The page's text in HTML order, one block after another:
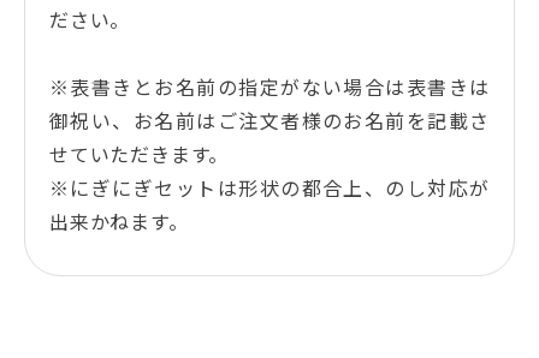
ださい。
※表書きとお名前の指定がない場合は表書きは
御祝い、お名前はご注文者様のお名前を記載さ
せていただきます。
※にぎにぎセットは形状の都合上、のし対応が
出来かねます。